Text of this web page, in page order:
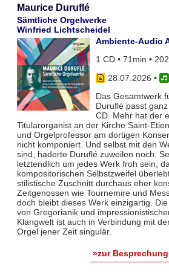
Maurice Duruflé
Sämtliche Orgelwerke
Winfried Lichtscheidel
Ambiente-Audio
1 CD • 71min •
28.07.2026 •
Das Gesamtwerk
Duruflé passt
CD. Mehr hat der
Titularorganist an der Kirche Saint-
und Orgelprofessor am dortigen
nicht komponiert. Und selbst mit den
sind, haderte Duruflé zuweilen noch.
letztendlich um jedes Werk froh sein,
kompositorischen Selbstzweifel
stilistische Zuschnitt durchaus eher
Zeitgenossen wie Tournemire und
doch bleibt dieses Werk einzigartig.
von Gregorianik und
Klangwelt ist auch in Verbindung mit
Orgel jener Zeit singulär.
»zur